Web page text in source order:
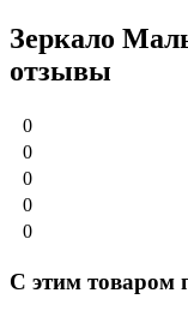
Зеркало
отзывы
0
0
0
0
0
С этим товаром